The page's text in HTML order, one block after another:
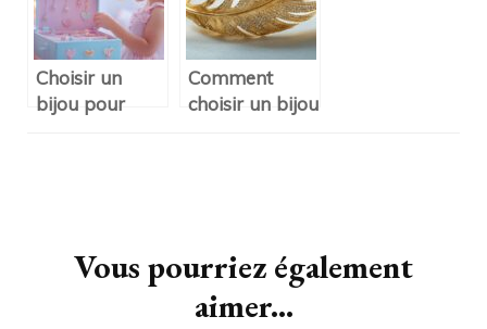
occasion
d’attraction
Choisir un
bijou pour
Comment
choisir un bijou
Vous pourriez également
aimer...